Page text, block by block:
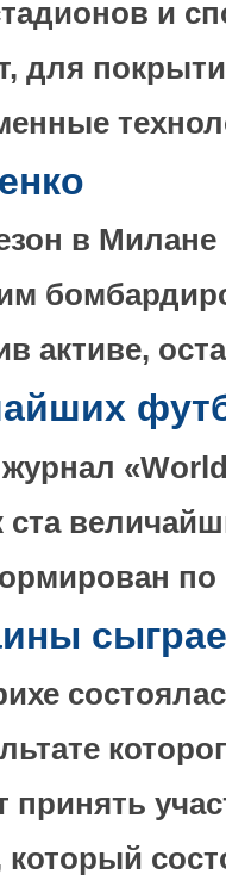
и
для
в Милане
активе,
по
принять